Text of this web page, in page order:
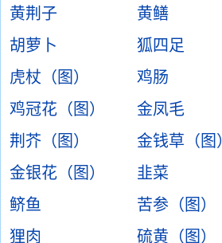
黄荆子
黄鳝
胡萝卜
狐四足
虎杖（图）
鸡肠
鸡冠花（图）
金凤毛
荆芥（图）
金钱草（图
金银花（图）
韭菜
鲚鱼
苦参（图）
狸肉
硫黄（图）